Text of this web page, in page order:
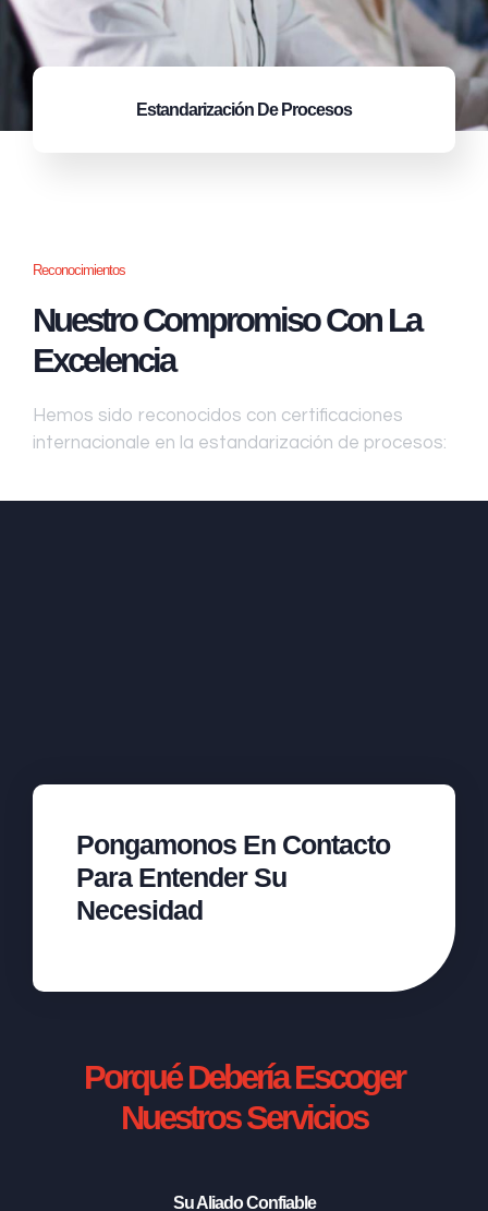
Estandarización De Procesos
Reconocimientos
Nuestro Compromiso Con La
Excelencia
Hemos sido reconocidos con certificaciones
internacionale en la estandarización de procesos:
Pongamonos En Contacto
Para Entender Su
Necesidad
Porqué Debería Escoger
Nuestros Servicios
Su Aliado Confiable